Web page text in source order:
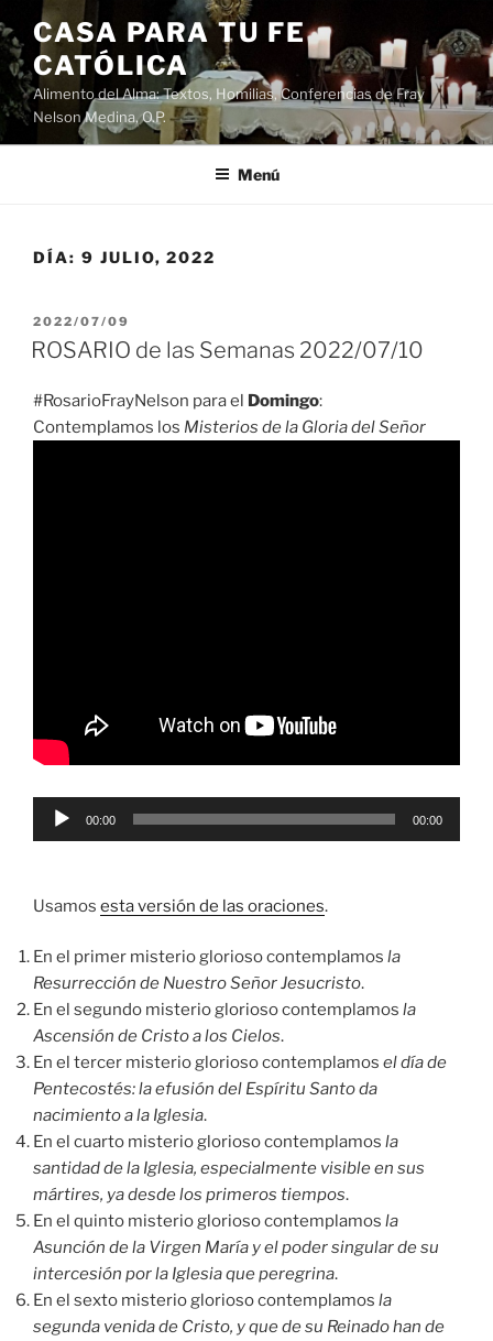
Saltar
al
contenido
CASA PARA TU FE
CATÓLICA
Alimento del Alma: Textos, Homilias, Conferencias de Fray
Nelson Medina, O.P.
Menú
DÍA: 9 JULIO, 2022
PUBLICADO
EL
2022/07/09
ROSARIO de las Semanas 2022/07/10
#RosarioFrayNelson para el Domingo:
Contemplamos los Misterios de la Gloria del Señor
Reproductor
00:00 00:00
Usamos esta versión de las oraciones.
En el primer misterio glorioso contemplamos la
Resurrección de Nuestro Señor Jesucristo.
En el segundo misterio glorioso contemplamos la
Ascensión de Cristo a los Cielos.
En el tercer misterio glorioso contemplamos el día de
Pentecostés: la efusión del Espíritu Santo da
nacimiento a la Iglesia.
En el cuarto misterio glorioso contemplamos la
santidad de la Iglesia, especialmente visible en sus
mártires, ya desde los primeros tiempos.
En el quinto misterio glorioso contemplamos la
Asunción de la Virgen María y el poder singular de su
intercesión por la Iglesia que peregrina.
En el sexto misterio glorioso contemplamos la
segunda venida de Cristo, y que de su Reinado han de